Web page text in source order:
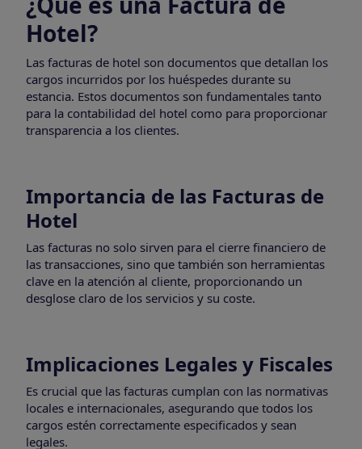
Hotel?
Las facturas de hotel son documentos que detallan los
cargos incurridos por los huéspedes durante su
estancia. Estos documentos son fundamentales tanto
para la contabilidad del hotel como para proporcionar
transparencia a los clientes.
Importancia de las Facturas de
Hotel
Las facturas no solo sirven para el cierre financiero de
las transacciones, sino que también son herramientas
clave en la atención al cliente, proporcionando un
desglose claro de los servicios y su coste.
Implicaciones Legales y Fiscales
Es crucial que las facturas cumplan con las normativas
locales e internacionales, asegurando que todos los
cargos estén correctamente especificados y sean
legales.